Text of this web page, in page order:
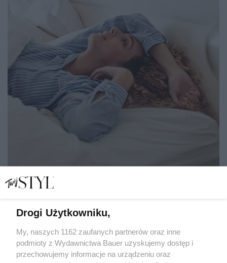
pułapki warto uważać
ANITA SIEMBAB
Drogi Użytkowniku,
My, naszych 1162 zaufanych partnerów oraz inne
podmioty z Wydawnictwa Bauer uzyskujemy dostęp i
przechowujemy informacje na urządzeniu oraz